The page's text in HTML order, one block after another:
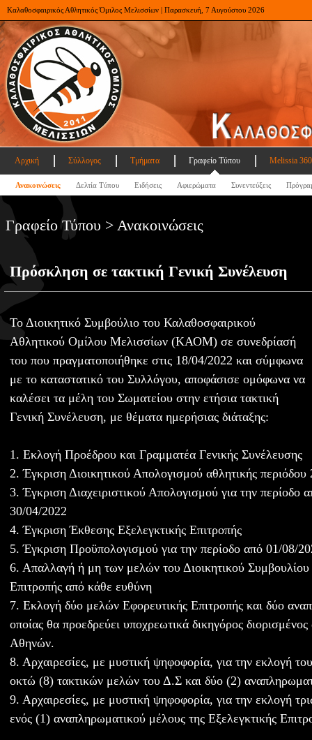
Καλαθοσφαιρικός Αθλητικός Όμιλος Μελισσίων | Παρασκευή, 7 Αυγούστου 2026
Αρχική Σύλλογος Τμήματα Γραφείο Τύπου Melissia
Ανακοινώσεις Δελτία Τύπου Ειδήσεις Αφιερώματα Συνεντεύξεις
Γραφείο Τύπου > Ανακοινώσεις
Πρόσκληση σε τακτική Γενική Συνέλευση
Το Διοικητικό Συμβούλιο του Καλαθοσφαιρικού
Αθλητικού Ομίλου Μελισσίων (ΚΑΟΜ) σε συνεδρίασή
του που πραγματοποιήθηκε στις 18/04/2022 και σύμφωνα
με το καταστατικό του Συλλόγου, αποφάσισε ομόφωνα να
καλέσει τα μέλη του Σωματείου στην ετήσια τακτική
Γενική Συνέλευση, με θέματα ημερήσιας διάταξης:
1. Εκλογή Προέδρου και Γραμματέα Γενικής Συνέλευσης
2. Έγκριση Διοικητικού Απολογισμού αθλητικής
3. Έγκριση Διαχειριστικού Απολογισμού για την περίοδο
30/04/2022
4. Έγκριση Έκθεσης Εξελεγκτικής Επιτροπής
5. Έγκριση Προϋπολογισμού για την περίοδο από 01/08/
6. Απαλλαγή ή μη των μελών του Διοικητικού Συμβουλίου
Επιτροπής από κάθε ευθύνη
7. Εκλογή δύο μελών Εφορευτικής Επιτροπής και δύο
οποίας θα προεδρεύει υποχρεωτικά δικηγόρος
Αθηνών.
8. Αρχαιρεσίες, με μυστική ψηφοφορία, για την εκλογή
οκτώ (8) τακτικών μελών του Δ.Σ και δύο (2)
9. Αρχαιρεσίες, με μυστική ψηφοφορία, για την εκλογή
ενός (1) αναπληρωματικού μέλους της Εξελεγκτικής